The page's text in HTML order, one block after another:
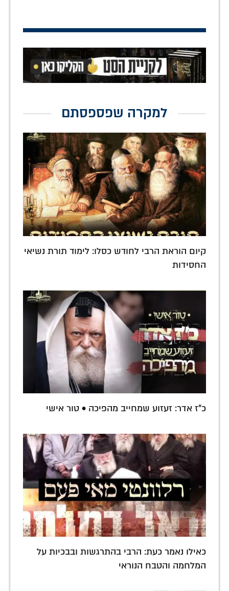
למקרה שפספסתם
קיום הוראת הרבי לחודש כסלו: לימוד תורת נשיאי
החסידות
כ"ז אדר: זעזוע שמחייב מהפיכה • טור אישי
כאילו נאמר כעת: הרבי בהתרגשות ובבכיות על
המלחמה והטבח הנוראי